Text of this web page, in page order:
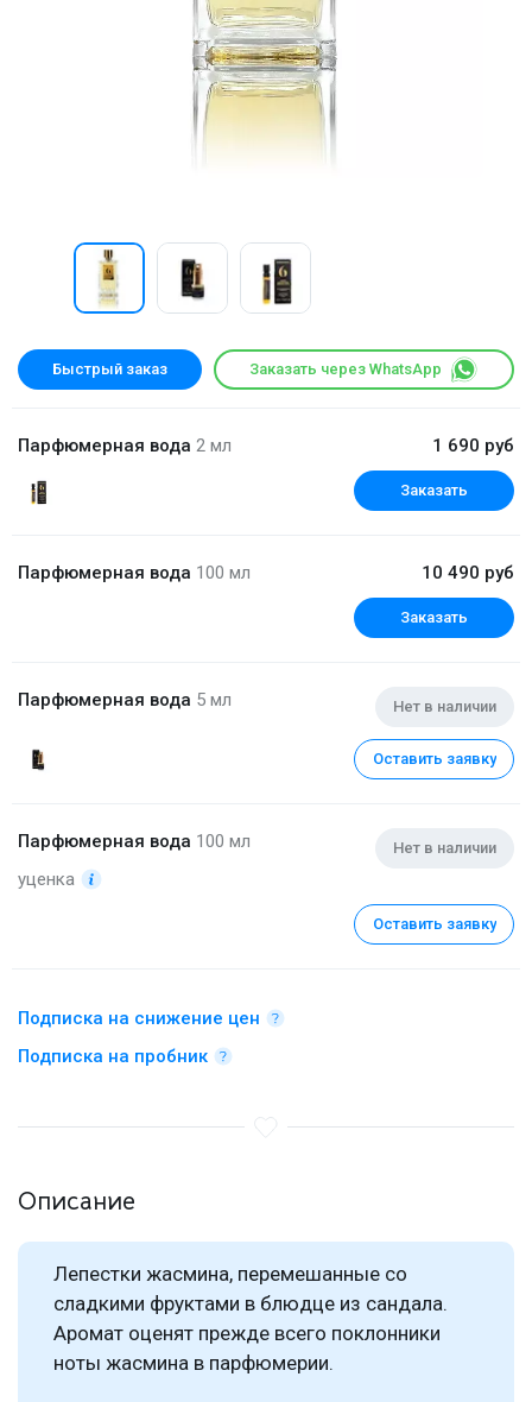
Быстрый заказ Заказать через WhatsApp
Парфюмерная вода 2 мл 1 690 руб
Заказать
Парфюмерная вода 100 мл 10 490 руб
Заказать
Парфюмерная вода 5 мл Нет в наличии
Оставить заявку
Парфюмерная вода 100 мл
уценка
Нет в наличии
Оставить заявку
Подписка на снижение цен
Подписка на пробник
Описание
Лепестки жасмина, перемешанные со
сладкими фруктами в блюдце из сандала.
Аромат оценят прежде всего поклонники
ноты жасмина в парфюмерии.